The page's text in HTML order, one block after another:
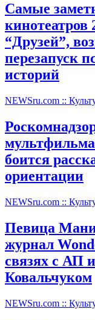
Самые
кинотеатров
“Друзей”,
перезапуск
историй
NEWSru.com ::
боится
ориентации
NEWSru.com ::
Певица
журнал
связях с АП
Ковальчуком
NEWSru.com ::